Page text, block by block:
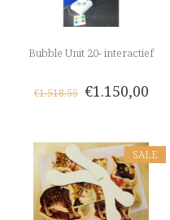
Bubble Unit 20- interactief
€1.518,55 €1.150,00
SALE